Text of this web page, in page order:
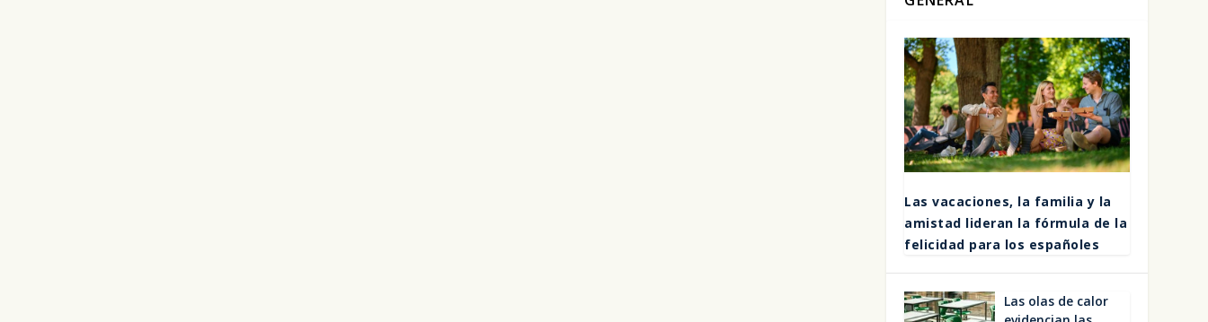
Las vaca­cio­nes, la fami­lia y la
amis­tad lide­ran la fór­mu­la de la
feli­ci­dad para los espa­ño­les
Las olas de calor